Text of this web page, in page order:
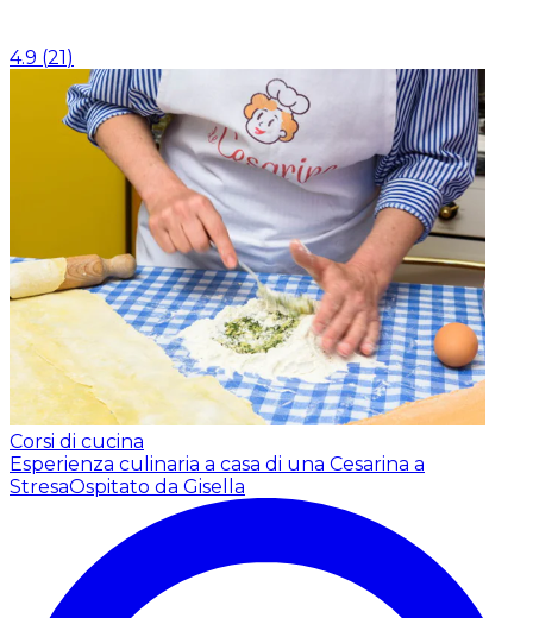
4.9 (21)
Corsi di cucina
Esperienza culinaria a casa di una Cesarina a
StresaOspitato da Gisella